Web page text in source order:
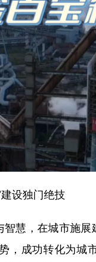
设独门绝技
慧，在城市施
，成功转化为城